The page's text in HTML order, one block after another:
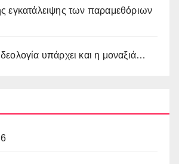
εγκατάλειψης των παραμεθόριων
υπάρχει και η μοναξιά…